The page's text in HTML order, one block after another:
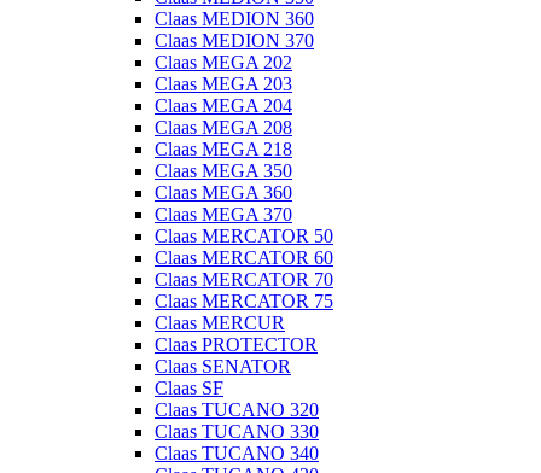
Claas MEDION 360
Claas MEDION 370
Claas MEGA 202
Claas MEGA 203
Claas MEGA 204
Claas MEGA 208
Claas MEGA 218
Claas MEGA 350
Claas MEGA 360
Claas MEGA 370
Claas MERCATOR 50
Claas MERCATOR 60
Claas MERCATOR 70
Claas MERCATOR 75
Claas MERCUR
Claas PROTECTOR
Claas SENATOR
Claas SF
Claas TUCANO 320
Claas TUCANO 330
Claas TUCANO 340